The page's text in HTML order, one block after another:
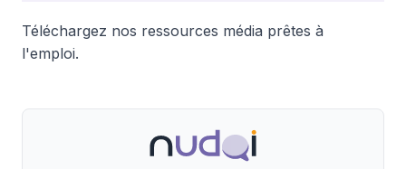
Téléchargez nos ressources média prêtes à
l'emploi.